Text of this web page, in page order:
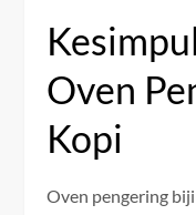
Oven
Kopi
Oven pengering